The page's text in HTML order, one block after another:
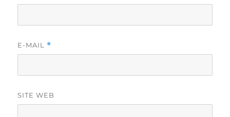
E-MAIL *
SITE WEB